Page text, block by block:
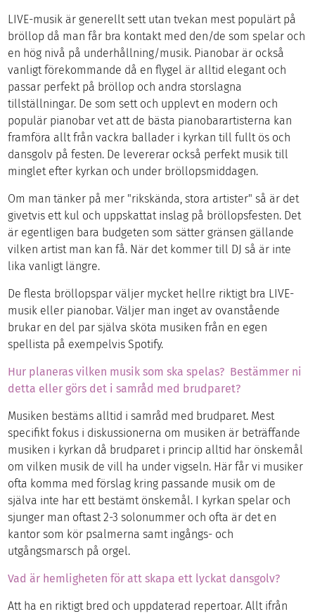
LIVE-musik är generellt sett utan tvekan mest populärt på
bröllop då man får bra kontakt med den/de som spelar och
en hög nivå på underhållning/musik. Pianobar är också
vanligt förekommande då en flygel är alltid elegant och
passar perfekt på bröllop och andra storslagna
tillställningar. De som sett och upplevt en modern och
populär pianobar vet att de bästa pianobarartisterna kan
framföra allt från vackra ballader i kyrkan till fullt ös och
dansgolv på festen. De levererar också perfekt musik till
minglet efter kyrkan och under bröllopsmiddagen.
Om man tänker på mer "rikskända, stora artister" så är det
givetvis ett kul och uppskattat inslag på bröllopsfesten. Det
är egentligen bara budgeten som sätter gränsen gällande
vilken artist man kan få. När det kommer till DJ så är inte
lika vanligt längre.
De flesta bröllopspar väljer mycket hellre riktigt bra LIVE-
musik eller pianobar. Väljer man inget av ovanstående
brukar en del par själva sköta musiken från en egen
spellista på exempelvis Spotify.
Hur planeras vilken musik som ska spelas? Bestämmer ni
detta eller görs det i samråd med brudparet?
Musiken bestäms alltid i samråd med brudparet. Mest
specifikt fokus i diskussionerna om musiken är beträffande
musiken i kyrkan då brudparet i princip alltid har önskemål
om vilken musik de vill ha under vigseln. Här får vi musiker
ofta komma med förslag kring passande musik om de
själva inte har ett bestämt önskemål. I kyrkan spelar och
sjunger man oftast 2-3 solonummer och ofta är det en
kantor som kör psalmerna samt ingångs- och
utgångsmarsch på orgel.
Vad är hemligheten för att skapa ett lyckat dansgolv?
Att ha en riktigt bred och uppdaterad repertoar. Allt ifrån